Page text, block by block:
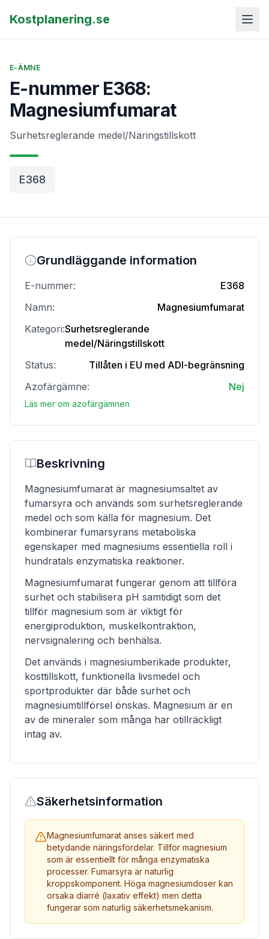
Kostplanering.se
E-ÄMNE
E-nummer E368:
Magnesiumfumarat
Surhetsreglerande medel/Näringstillskott
E368
Grundläggande information
E-nummer:
E368
Namn:
Magnesiumfumarat
Kategori:Surhetsreglerande
medel/Näringstillskott
Status:
Tillåten i EU med ADI-begränsning
Azofärgämne:
Nej
Läs mer om azofärgämnen
Beskrivning
Magnesiumfumarat är magnesiumsaltet av
fumarsyra och används som surhetsreglerande
medel och som källa för magnesium. Det
kombinerar fumarsyrans metaboliska
egenskaper med magnesiums essentiella roll i
hundratals enzymatiska reaktioner.
Magnesiumfumarat fungerar genom att tillföra
surhet och stabilisera pH samtidigt som det
tillför magnesium som är viktigt för
energiproduktion, muskelkontraktion,
nervsignalering och benhälsa.
Det används i magnesiumberikade produkter,
kosttillskott, funktionella livsmedel och
sportprodukter där både surhet och
magnesiumtillförsel önskas. Magnesium är en
av de mineraler som många har otillräckligt
intag av.
Säkerhetsinformation
Magnesiumfumarat anses säkert med
betydande näringsfördelar. Tillför magnesium
som är essentiellt för många enzymatiska
processer. Fumarsyra är naturlig
kroppskomponent. Höga magnesiumdoser kan
orsaka diarré (laxativ effekt) men detta
fungerar som naturlig säkerhetsmekanism.